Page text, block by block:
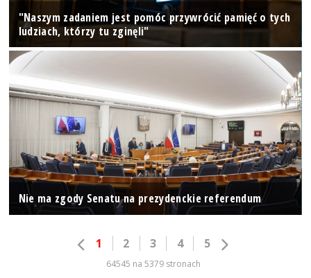
"Naszym zadaniem jest pomóc przywrócić pamięć o tych
ludziach, którzy tu zginęli"
Nie ma zgody Senatu na prezydenckie referendum
1 2 3 4 5
64545 na 5379 stronach